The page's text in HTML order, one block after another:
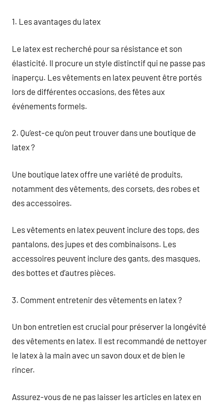
1. Les avantages du latex
Le latex est recherché pour sa résistance et son
élasticité. Il procure un style distinctif qui ne passe pas
inaperçu. Les vêtements en latex peuvent être portés
lors de différentes occasions, des fêtes aux
événements formels.
2. Qu’est-ce qu’on peut trouver dans une boutique de
latex ?
Une boutique latex offre une variété de produits,
notamment des vêtements, des corsets, des robes et
des accessoires.
Les vêtements en latex peuvent inclure des tops, des
pantalons, des jupes et des combinaisons. Les
accessoires peuvent inclure des gants, des masques,
des bottes et d’autres pièces.
3. Comment entretenir des vêtements en latex ?
Un bon entretien est crucial pour préserver la longévité
des vêtements en latex. Il est recommandé de nettoyer
le latex à la main avec un savon doux et de bien le
rincer.
Assurez-vous de ne pas laisser les articles en latex en